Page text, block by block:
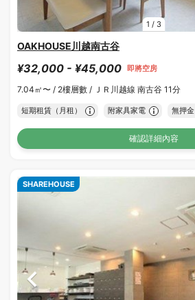
1 / 3
OAKHOUSE川越南古谷
¥32,000 - ¥45,000 即將空房
7.04㎡〜 / 2樓層數 / ＪＲ川越線 南古谷 11分
短期租賃（月租） 附家具家電 無押金
確認詳細內容
SHAREHOUSE